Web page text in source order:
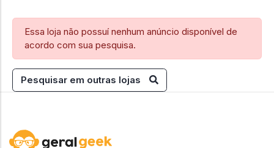
Essa loja não possuí nenhum anúncio disponível de
acordo com sua pesquisa.
Pesquisar em outras lojas